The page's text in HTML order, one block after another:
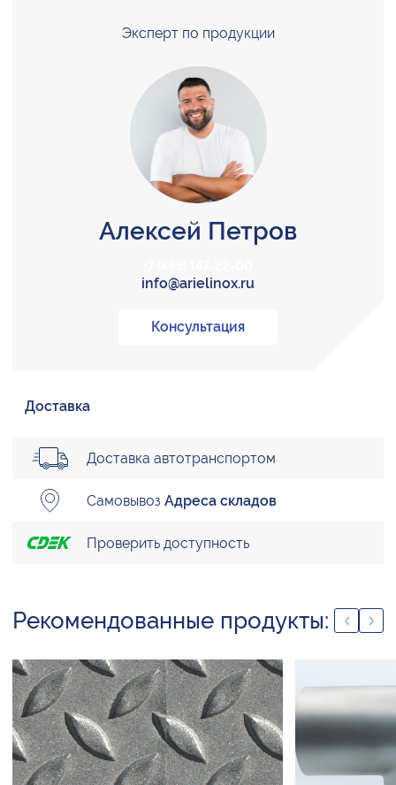
Эксперт по продукции
Алексей Петров
info@arielinox.ru
Консультация
Доставка
Доставка автотранспортом
Самовывоз Адреса складов
Проверить доступность
Рекомендованные продукты: